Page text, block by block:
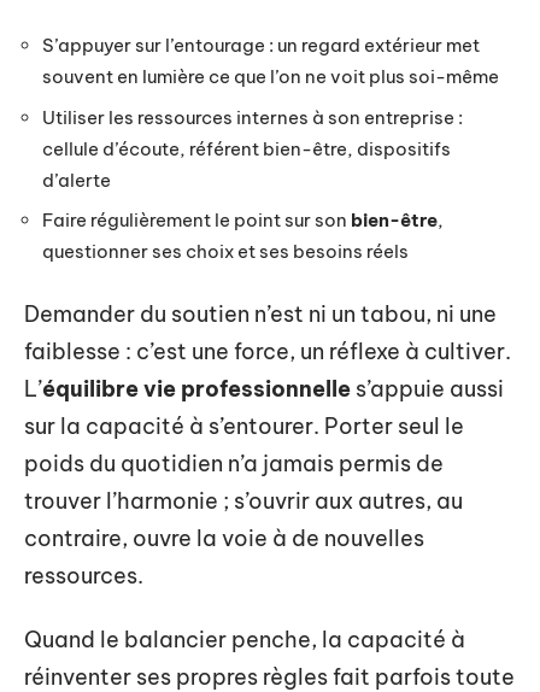
S’appuyer sur l’entourage : un regard extérieur met
souvent en lumière ce que l’on ne voit plus soi-même
Utiliser les ressources internes à son entreprise :
cellule d’écoute, référent bien-être, dispositifs
d’alerte
Faire régulièrement le point sur son bien-être,
questionner ses choix et ses besoins réels
Demander du soutien n’est ni un tabou, ni une
faiblesse : c’est une force, un réflexe à cultiver.
L’équilibre vie professionnelle s’appuie aussi
sur la capacité à s’entourer. Porter seul le
poids du quotidien n’a jamais permis de
trouver l’harmonie ; s’ouvrir aux autres, au
contraire, ouvre la voie à de nouvelles
ressources.
Quand le balancier penche, la capacité à
réinventer ses propres règles fait parfois toute